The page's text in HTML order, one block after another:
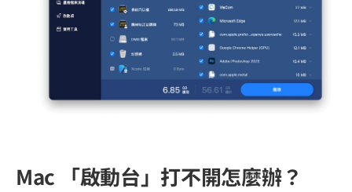
Mac 「啟動台」打不開怎麼辦？